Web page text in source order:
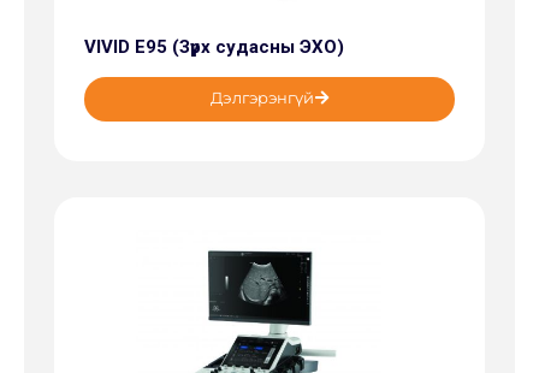
VIVID E95 (Зүрх судасны ЭХО)
Дэлгэрэнгүй